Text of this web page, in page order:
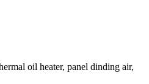
oil heater, panel dinding air,